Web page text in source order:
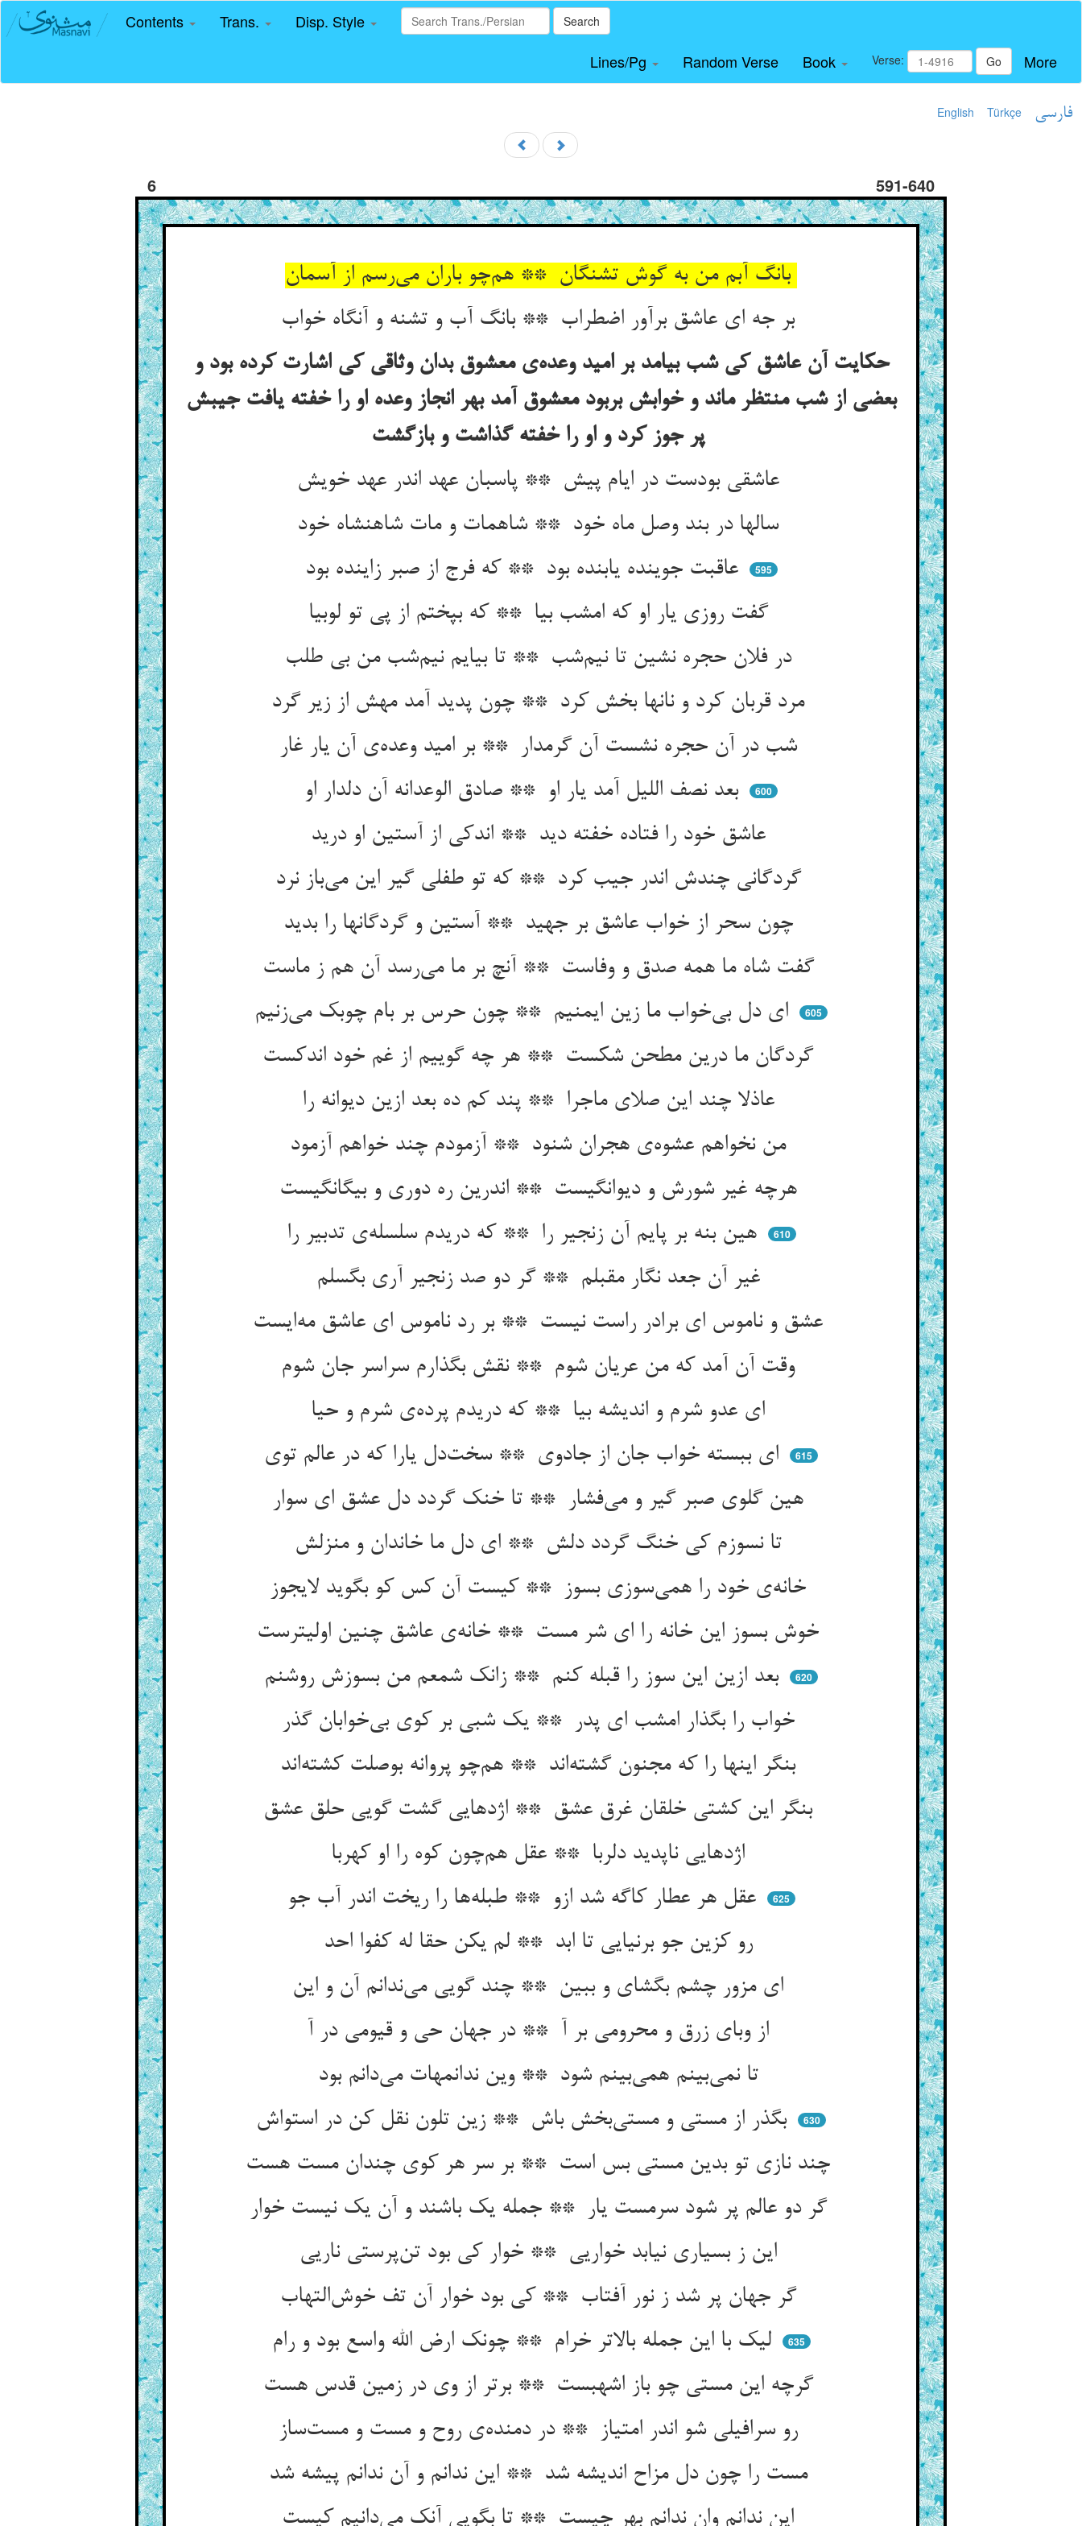
Contents Trans. Disp. Style Search
Lines/Pg Random Verse Book Verse: Go More
English Türkçe فارسی
6 591-640
بر جه ای عاشق برآور اضطراب ** بانگ آب و تشنه و آنگاه خواب
حکایت آن عاشق کی شب بیامد بر امید وعده‌ی معشوق بدان وثاقی کی اشارت کرده بود و
بعضی از شب منتظر ماند و خوابش بربود معشوق آمد بهر انجاز وعده او را خفته یافت جیبش
پر جوز کرد و او را خفته گذاشت و بازگشت
عاشقی بودست در ایام پیش ** پاسبان عهد اندر عهد خویش
سالها در بند وصل ماه خود ** شاهمات و مات شاهنشاه خود
عاقبت جوینده یابنده بود ** که فرج از صبر زاینده بود
595
گفت روزی یار او که امشب بیا ** که بپختم از پی تو لوبیا
در فلان حجره نشین تا نیم‌شب ** تا بیایم نیم‌شب من بی طلب
مرد قربان کرد و نانها بخش کرد ** چون پدید آمد مهش از زیر گرد
شب در آن حجره نشست آن گرمدار ** بر امید وعده‌ی آن یار غار
بعد نصف اللیل آمد یار او ** صادق الوعدانه آن دلدار او
600
عاشق خود را فتاده خفته دید ** اندکی از آستین او درید
گردگانی چندش اندر جیب کرد ** که تو طفلی گیر این می‌باز نرد
چون سحر از خواب عاشق بر جهید ** آستین و گردگانها را بدید
گفت شاه ما همه صدق و وفاست ** آنچ بر ما می‌رسد آن هم ز ماست
605
گردگان ما درین مطحن شکست ** هر چه گوییم از غم خود اندکست
عاذلا چند این صلای ماجرا ** پند کم ده بعد ازین دیوانه را
من نخواهم عشوه‌ی هجران شنود ** آزمودم چند خواهم آزمود
هرچه غیر شورش و دیوانگیست ** اندرین ره دوری و بیگانگیست
هین بنه بر پایم آن زنجیر را ** که دریدم سلسله‌ی تدبیر را
610
غیر آن جعد نگار مقبلم ** گر دو صد زنجیر آری بگسلم
وقت آن آمد که من عریان شوم ** نقش بگذارم سراسر جان شوم
615
تا نسوزم کی خنگ گردد دلش ** ای دل ما خاندان و منزلش
بعد ازین این سوز را قبله کنم ** زانک شمعم من بسوزش روشنم
620
خواب را بگذار امشب ای پدر ** یک شبی بر کوی بی‌خوابان گذر
بنگر اینها را که مجنون گشته‌اند ** هم‌چو پروانه بوصلت کشته‌اند
بنگر این کشتی خلقان غرق عشق ** اژدهایی گشت گویی حلق عشق
عقل هر عطار کاگه شد ازو ** طبله‌ها را ریخت اندر آب جو
625
رو کزین جو برنیایی تا ابد ** لم یکن حقا له کفوا احد
تا نمی‌بینم همی‌بینم شود ** وین ندانمهات می‌دانم بود
بگذر از مستی و مستی‌بخش باش ** زین تلون نقل کن در استواش
630
گر دو عالم پر شود سرمست یار ** جمله یک باشند و آن یک نیست خوار
این ز بسیاری نیابد خواریی ** خوار کی بود تن‌پرستی ناریی
گر جهان پر شد ز نور آفتاب ** کی بود خوار آن تف خوش‌التهاب
لیک با این جمله بالاتر خرام ** چونک ارض الله واسع بود و رام
635
گرچه این مستی چو باز اشهبست ** برتر از وی در زمین قدس هست
رو سرافیلی شو اندر امتیاز ** در دمنده‌ی روح و مست و مست‌ساز
مست را چون دل مزاح اندیشه شد ** این ندانم و آن ندانم پیشه شد